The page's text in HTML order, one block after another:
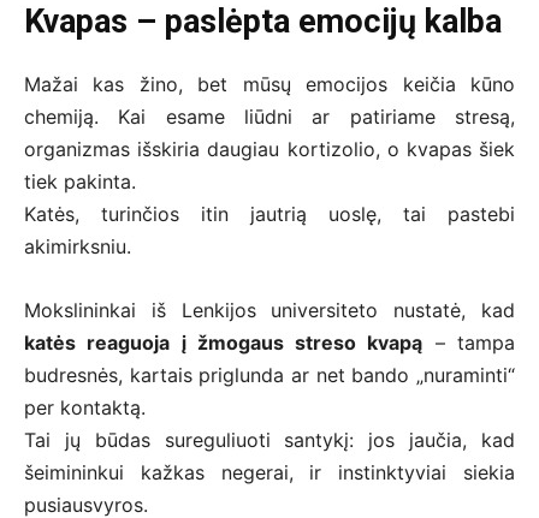
Kvapas – paslėpta emocijų kalba
Mažai kas žino, bet mūsų emocijos keičia kūno
chemiją. Kai esame liūdni ar patiriame stresą,
organizmas išskiria daugiau kortizolio, o kvapas šiek
tiek pakinta.
Katės, turinčios itin jautrią uoslę, tai pastebi
akimirksniu.
Mokslininkai iš Lenkijos universiteto nustatė, kad
katės reaguoja į žmogaus streso kvapą – tampa
budresnės, kartais priglunda ar net bando „nuraminti“
per kontaktą.
Tai jų būdas sureguliuoti santykį: jos jaučia, kad
šeimininkui kažkas negerai, ir instinktyviai siekia
pusiausvyros.